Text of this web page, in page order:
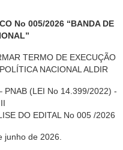
No 005/2026 “BANDA DE
TERMO DE EXECUÇÃO
NACIONAL ALDIR
PNAB (LEI No 14.399/2022) -
DO EDITAL No 005 /2026
junho de 2026.